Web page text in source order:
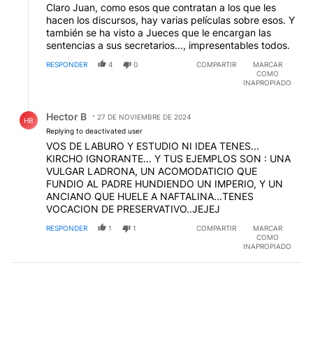
Claro Juan, como esos que contratan a los que les
hacen los discursos, hay varias películas sobre esos. Y
también se ha visto a Jueces que le encargan las
sentencias a sus secretarios..., impresentables todos.
RESPONDER 4 0 COMPARTIR
MARCAR
COMO
INAPROPIADO
HB Hector B
27 DE NOVIEMBRE DE 2024
Replying to deactivated user
VOS DE LABURO Y ESTUDIO NI IDEA TENES...
KIRCHO IGNORANTE... Y TUS EJEMPLOS SON : UNA
VULGAR LADRONA, UN ACOMODATICIO QUE
FUNDIO AL PADRE HUNDIENDO UN IMPERIO, Y UN
ANCIANO QUE HUELE A NAFTALINA...TENES
VOCACION DE PRESERVATIVO..JEJEJ
RESPONDER 1 1 COMPARTIR
MARCAR
COMO
INAPROPIADO